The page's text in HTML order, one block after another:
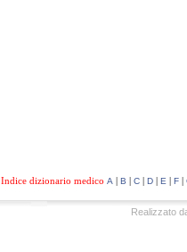
Indice dizionario medico A | B | C| D| E | F|
Realizzato